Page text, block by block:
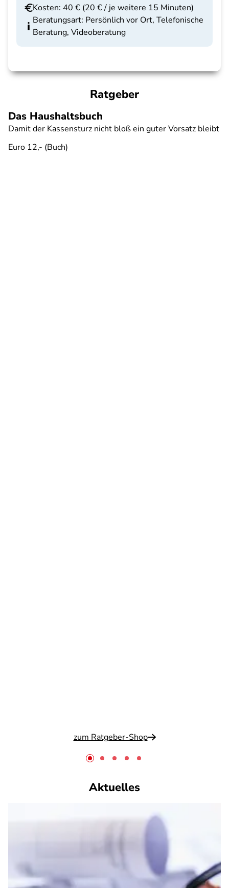
Kosten: 40 € (20 € / je weitere 15 Minuten)
Beratungsart: Persönlich vor Ort, Telefonische
Beratung, Videoberatung
Ratgeber
Das Haushaltsbuch
Damit der Kassensturz nicht bloß ein guter Vorsatz bleibt
Euro 12,- (Buch)
zum Ratgeber-Shop
Aktuelles